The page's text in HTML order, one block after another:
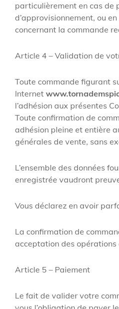
particulièrement en cas de
d’approvisionnement, ou
concernant la commande
Article 4 – Validation de
Toute commande figurant
Internet
l’adhésion aux présentes
Toute confirmation de
adhésion pleine et entière
générales de vente, sans
L’ensemble des données
enregistrée vaudront
Vous déclarez en avoir
La confirmation de
acceptation des opérations
Article 5 – Paiement
Le fait de valider votre